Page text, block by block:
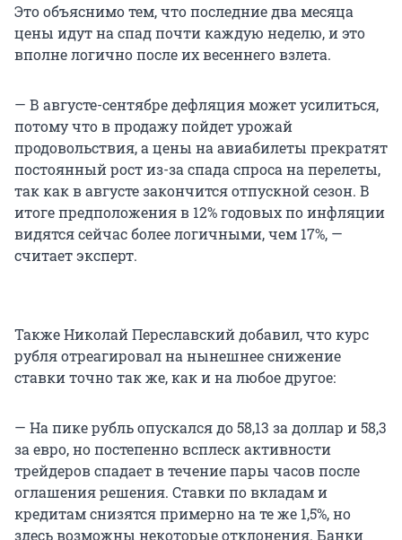
Это объяснимо тем, что последние два месяца
цены идут на спад почти каждую неделю, и это
вполне логично после их весеннего взлета.
— В августе-сентябре дефляция может усилиться,
потому что в продажу пойдет урожай
продовольствия, а цены на авиабилеты прекратят
постоянный рост из-за спада спроса на перелеты,
так как в августе закончится отпускной сезон. В
итоге предположения в 12% годовых по инфляции
видятся сейчас более логичными, чем 17%, —
считает эксперт.
Также Николай Переславский добавил, что курс
рубля отреагировал на нынешнее снижение
ставки точно так же, как и на любое другое:
— На пике рубль опускался до 58,13 за доллар и 58,3
за евро, но постепенно всплеск активности
трейдеров спадает в течение пары часов после
оглашения решения. Ставки по вкладам и
кредитам снизятся примерно на те же 1,5%, но
здесь возможны некоторые отклонения. Банки